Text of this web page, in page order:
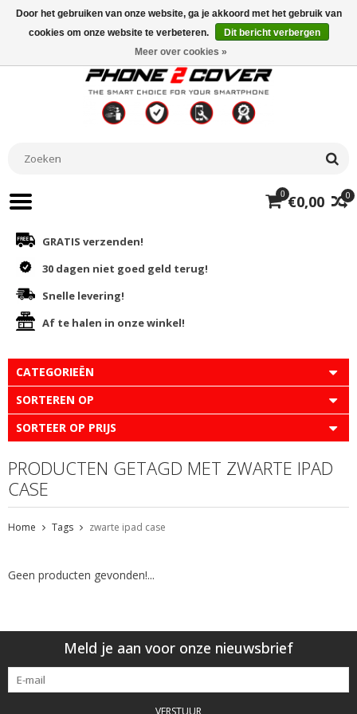
0
0 €0,00
GRATIS verzenden!
30 dagen niet goed geld terug!
Snelle levering!
Af te halen in onze winkel!
CATEGORIEËN
SORTEREN OP
SORTEER OP PRIJS
PRODUCTEN GETAGD MET ZWARTE IPAD
CASE
Home Tags zwarte ipad case
Geen producten gevonden!...
Meld je aan voor onze nieuwsbrief
VERSTUUR
Door het gebruiken van onze website, ga je akkoord met het gebruik van
cookies om onze website te verbeteren.
Dit bericht verbergen
Meer over cookies »